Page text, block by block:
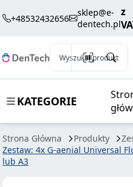
+48532432656
sklep@e-
dentech.pl
z
Wyszukaj produkt
KATEGORIE
Strona Główna Produkty
Zestaw: 4x G-aenial Universal
lub A3